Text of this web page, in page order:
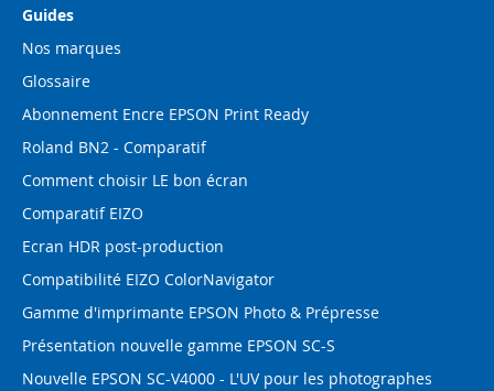
Guides
Nos marques
Glossaire
Abonnement Encre EPSON Print Ready
Roland BN2 - Comparatif
Comment choisir LE bon écran
Comparatif EIZO
Ecran HDR post-production
Compatibilité EIZO ColorNavigator
Gamme d'imprimante EPSON Photo & Prépresse
Présentation nouvelle gamme EPSON SC-S
Nouvelle EPSON SC-V4000 - L'UV pour les photographes